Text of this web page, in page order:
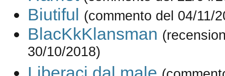
Biutiful (commento del 04/11/
BlacKkKlansman
30/10/2018)